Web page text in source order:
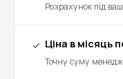
Розрахунок під
Ціна в місяць
Точну суму